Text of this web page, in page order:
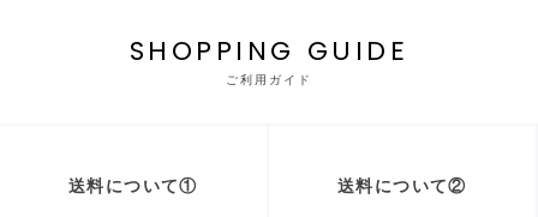
SHOPPING GUIDE
ご利用ガイド
送料について① 送料について②